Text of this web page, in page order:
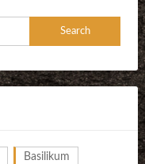
Basilikum